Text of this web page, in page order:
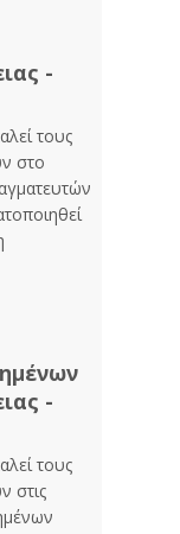
-
τους
στο
-
τους
στις